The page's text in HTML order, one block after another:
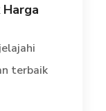
terbaik